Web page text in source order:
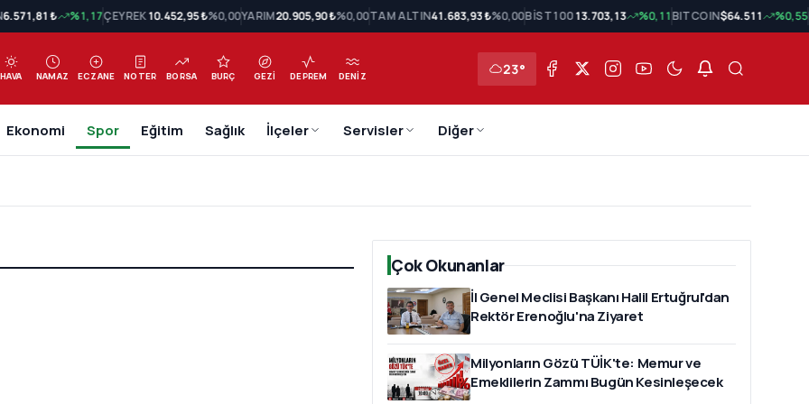
6.571,81 ₺ %1,17ÇEYREK10.452,95 ₺%0,00YARIM20.905,90 ₺%0,00TAM ALTIN41.683,93 ₺%0,00BİST 10013.703,13 %0,11BITCOIN$64.511 %0,55
HAVA NAMAZ ECZANE NOTER BORSA BURÇ GEZI DEPREM DENIZ 23°
Ekonomi Spor Eğitim Sağlık İlçeler Servisler Diğer
Çok Okunanlar
İl Genel Meclisi Başkanı Halil Ertuğrul'dan
Rektör Erenoğlu'na Ziyaret
Milyonların Gözü TÜİK'te: Memur ve
Emeklilerin Zammı Bugün Kesinleşecek